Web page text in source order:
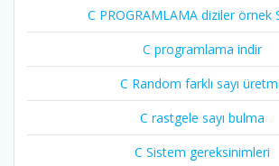
C PROGRAMLAMA diziler örnek
C programlama indir
C Random farklı sayı
C rastgele sayı bulma
C Sistem gereksinimleri